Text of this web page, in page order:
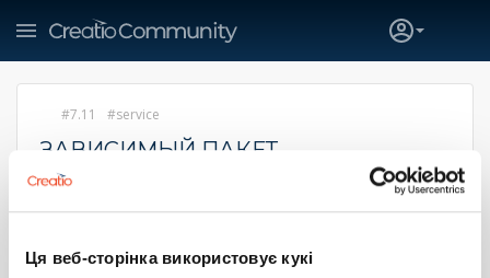
Ця веб-сторінка використовує кукі
7.11 service
ЗАВИСИМЫЙ ПАКЕТ
"BC_REDISFLUSHER" НЕ НАЙДЕН
Омельянюк Михаил
Добрай день. При компиляции в WSC появляется данная